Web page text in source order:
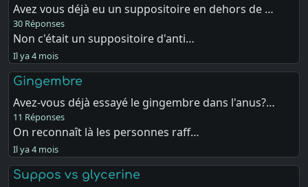
Avez vous déjà eu un suppositoire en dehors de …
30 Réponses
Non c'était un suppositoire d'anti…
Il ya 4 mois
Gingembre
Avez-vous déjà essayé le gingembre dans l'anus?…
11 Réponses
On reconnaît là les personnes raff…
Il ya 4 mois
Suppos vs glycerine